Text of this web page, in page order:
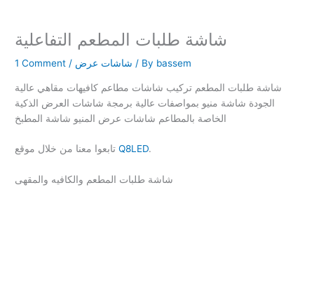
شاشة طلبات المطعم التفاعلية
1 Comment / شاشات عرض / By bassem
شاشة طلبات المطعم تركيب شاشات مطاعم كافيهات مقاهي عالية
الجودة شاشة منيو بمواصفات عالية برمجة شاشات العرض الذكية
الخاصة بالمطاعم شاشات عرض المنيو شاشة المطبخ
تابعوا معنا من خلال موقعQ8LED.
شاشة طلبات المطعم والكافيه والمقهى